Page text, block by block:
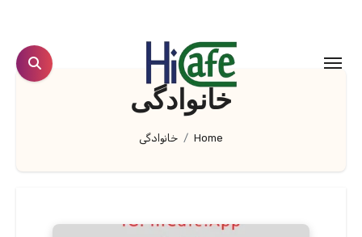
content
خانوادگی
Home خانوادگی